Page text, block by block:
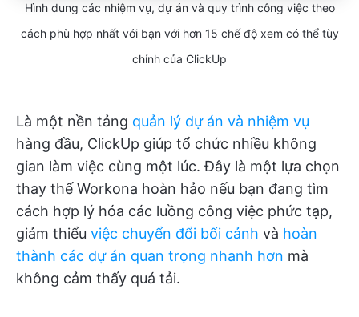
Hình dung các nhiệm vụ, dự án và quy trình công việc theo
cách phù hợp nhất với bạn với hơn 15 chế độ xem có thể tùy
chỉnh của ClickUp
Là một nền tảng quản lý dự án và nhiệm vụ
hàng đầu, ClickUp giúp tổ chức nhiều không
gian làm việc cùng một lúc. Đây là một lựa chọn
thay thế Workona hoàn hảo nếu bạn đang tìm
cách hợp lý hóa các luồng công việc phức tạp,
giảm thiểu việc chuyển đổi bối cảnh và hoàn
thành các dự án quan trọng nhanh hơn mà
không cảm thấy quá tải.